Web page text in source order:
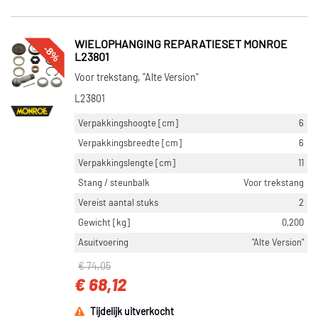
-8%
WIELOPHANGING REPARATIESET MONROE
L23801
Voor trekstang, "Alte Version"
L23801
Verpakkingshoogte [cm]
6
Verpakkingsbreedte [cm]
6
Verpakkingslengte [cm]
11
Stang / steunbalk
Voor trekstang
Vereist aantal stuks
2
Gewicht [kg]
0,200
Asuitvoering
"Alte Version"
€ 74,05
€ 68,12
Tijdelijk uitverkocht